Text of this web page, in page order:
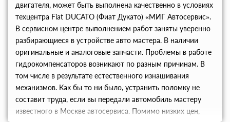
двигателя, может быть выполнена качественно в условиях
техцентра Fiat DUCATO (Фиат Дукато) «МИГ Автосервис».
В сервисном центре выполнением работ заняты уверенно
разбирающиеся в устройстве авто мастера. В наличии
оригинальные и аналоговые запчасти. Проблемы в работе
гидрокомпенсаторов возникают по разным причинам. В
том числе в результате естественного изнашивания
механизмов. Как бы то ни было, устранить поломку не
составит труда, если вы передали автомобиль мастеру
известного в Москве автосервиса. Помимо низких цен,